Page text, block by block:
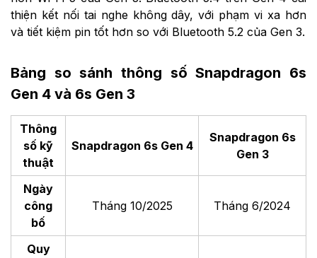
thiện kết nối tai nghe không dây, với phạm vi xa hơn
và tiết kiệm pin tốt hơn so với Bluetooth 5.2 của Gen 3.
Bảng so sánh thông số Snapdragon 6s
Gen 4 và 6s Gen 3
Thông
số kỹ
thuật
Snapdragon 6s Gen 4
Snapdragon 6s
Gen 3
Ngày
công
bố
Tháng 10/2025 Tháng 6/2024
Quy